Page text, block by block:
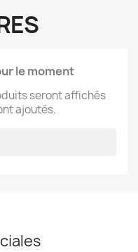
le moment
seront affichés
ajoutés.